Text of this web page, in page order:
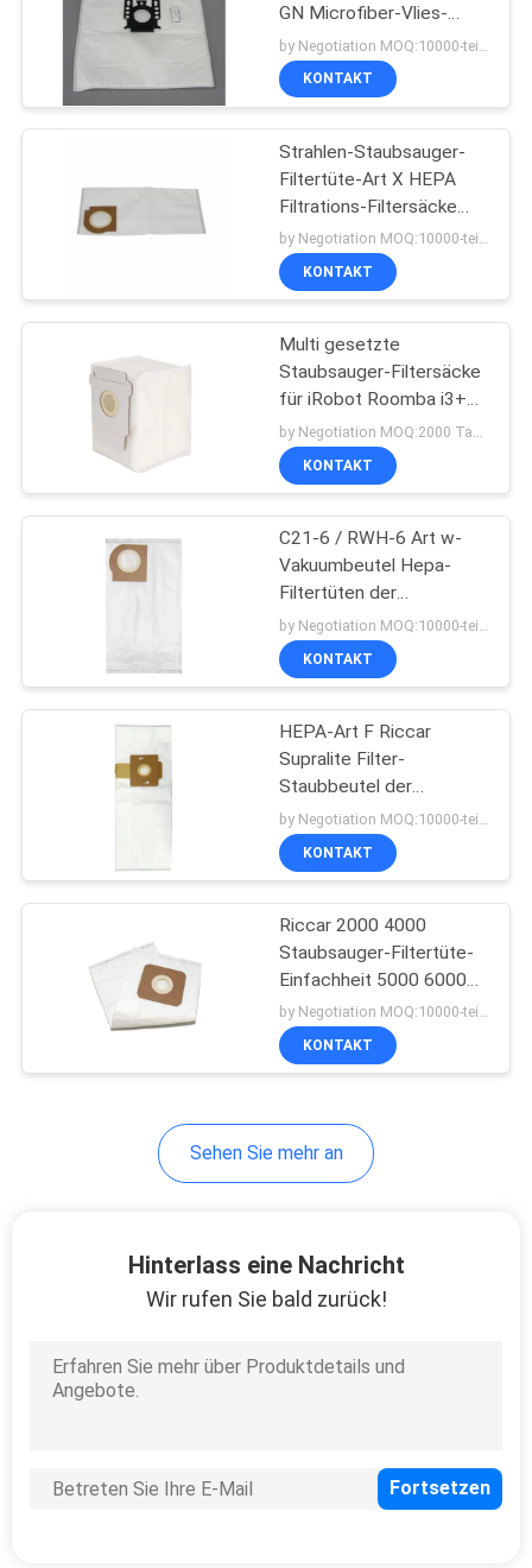
Staubsauger-
Motoren
38
Staubsauger Hepa-
Filter
Staubsauger-
Zubehöre
bouffant
Wegwerfkappe
Pantoffel
Wegwerfbett-
Abdeckungs-Rolle
GN Microfiber-Vlies-
Filtertüten
KONTAKT
Strahlen-Staubsauger-
Filtertüte-Art X HEPA
Filtrations-Filtersäcke
Riccar HEPA
by Negotiation MOQ:10000-teilig/Stücke
KONTAKT
Multi gesetzte
Staubsauger-Filtersäcke
für iRobot Roomba i3+
(3550) i4+ (4552) i6+
(6550) i7+ i7Plus j7+
(7550) i8
by Negotiation MOQ:2000 Tasche/Taschen
KONTAKT
C21-6 / RWH-6 Art w-
Vakuumbeutel Hepa-
Filtertüten der
Helligkeits-HEPA Riccar
KONTAKT
HEPA-Art F Riccar
Supralite Filter-
Staubbeutel der
Vakuumbeutel-Reihen-
RFH-6
KONTAKT
Riccar 2000 4000
Staubsauger-Filtertüte-
Einfachheit 5000 6000
HEPA-Art A
by Negotiation MOQ:10000-teilig/Stücke
KONTAKT
Sehen Sie mehr an
Hinterlass eine Nachricht
Wir rufen Sie bald zurück!